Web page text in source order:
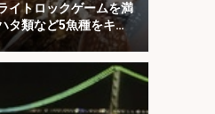
イトロックゲームを満
タ類など5魚種をキャ